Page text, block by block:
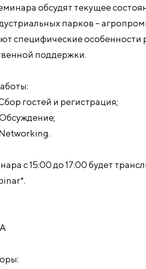
обсудят текущее
парков –
специфические особенности
поддержки.
гостей и регистрация;
с 15:00 до 17:00 будет